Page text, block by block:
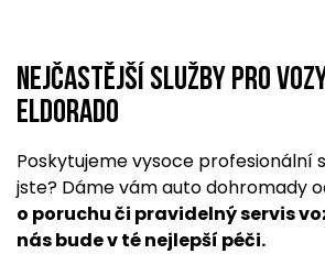
Nejčastější služby pro
Eldorado
Poskytujeme vysoce profesionální
jste? Dáme vám auto dohromady
o poruchu či pravidelný servis
nás bude v té nejlepší péči.